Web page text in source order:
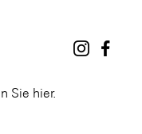
Sie hier.